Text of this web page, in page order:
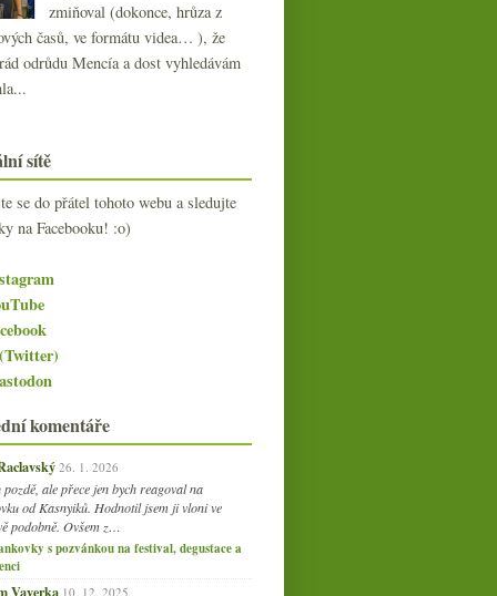
Salon oranžových vín v
Praze
zmiňoval (dokonce, hrůza z
časů, ve formátu videa… ), že
odrůdu Mencía a dost vyhledávám
sítě
se do přátel tohoto webu a sledujte
na Facebooku! :o)
komentáře
26. 1. 2026
ale přece jen bych reagoval na
od Kasnyiků. Hodnotil jsem ji vloni ve
podobně. Ovšem z…
s pozvánkou na festival, degustace a
Vaverka 10. 12. 2025